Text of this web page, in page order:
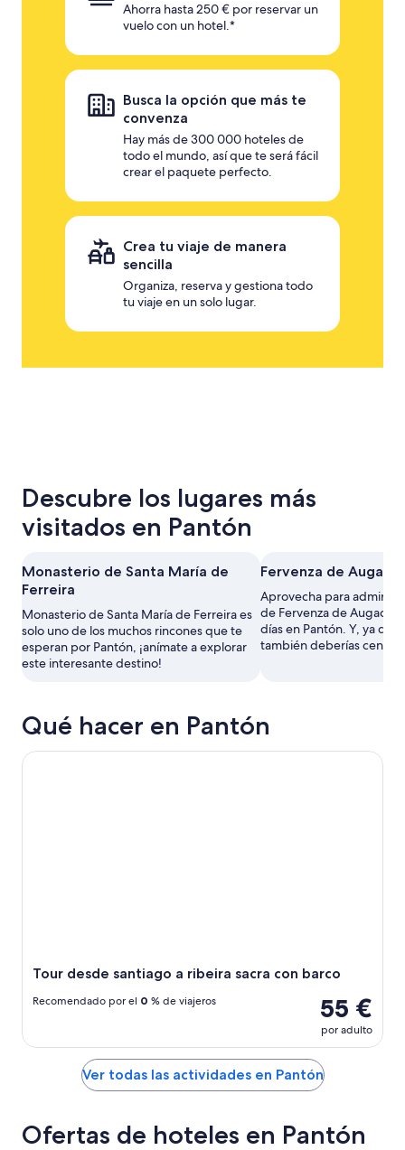
Ahorra hasta 250 € por reservar un
vuelo con un hotel.*
Busca la opción que más te
convenza
Hay más de 300 000 hoteles de
todo el mundo, así que te será fácil
crear el paquete perfecto.
Crea tu viaje de manera
sencilla
Organiza, reserva y gestiona todo
tu viaje en un solo lugar.
Descubre los lugares más
visitados en Pantón
Monasterio de Santa María de
Ferreira
Monasterio de Santa María de Ferreira es
solo uno de los muchos rincones que te
esperan por Pantón, ¡anímate a explorar
este interesante destino!
Fervenza de
Aprovecha para admirar
de Fervenza de
días en Pantón. Y, ya que
también deberías cenar
Qué hacer en Pantón
Tour desde santiago a ribeira sacra con barco
55 €
por adulto
Recomendado por el 0 % de viajeros
Tour desde santiago a ribeira sacra con barco
Ver todas las actividades en Pantón
Ofertas de hoteles en Pantón